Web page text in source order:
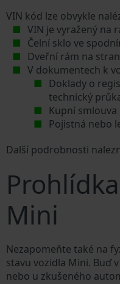
VIN kód lze obvykle
VIN je vyražený na
Čelní sklo ve
Dveřní rám na
V dokumentech k
Doklady o
technický
Kupní smlouva
Pojistná nebo
Další podrobnosti
Mini
Nezapomeňte také na
stavu vozidla Mini. Buď
nebo u zkušeného